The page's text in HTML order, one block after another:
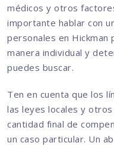
médicos y otros
importante hablar con
personales en Hickman
manera individual y
puedes buscar.
Ten en cuenta que los
las leyes locales y
cantidad final de
un caso particular. Un